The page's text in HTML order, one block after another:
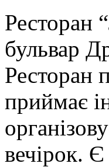
Ресторан
бульвар
Ресторан
приймає
вечірок.